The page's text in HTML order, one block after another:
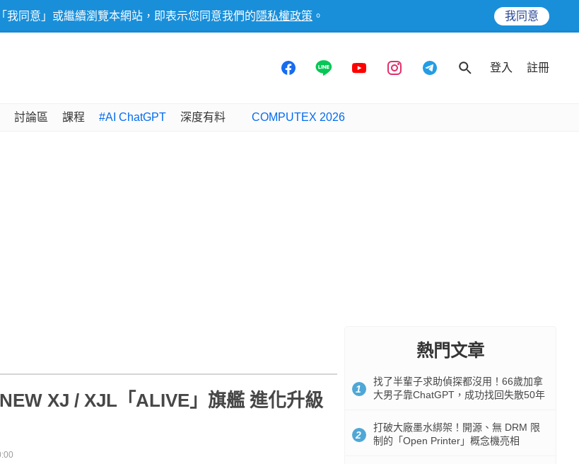
同意」或繼續瀏覽本網站，即表示您同意我們的 隱私權政策 。 我同意
登入 註冊
討論區 課程 #AI ChatGPT 深度有料 COMPUTEX 2026
XJ / XJL「ALIVE」旗艦 進化升級
熱門文章
1
找了半輩子求助偵探都沒用！66歲加拿
大男子靠ChatGPT，成功找回失散50年
2
打破大廠墨水綁架！開源、無 DRM 限
制的「Open Printer」概念機亮相